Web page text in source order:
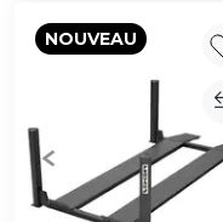
NOUVEAU